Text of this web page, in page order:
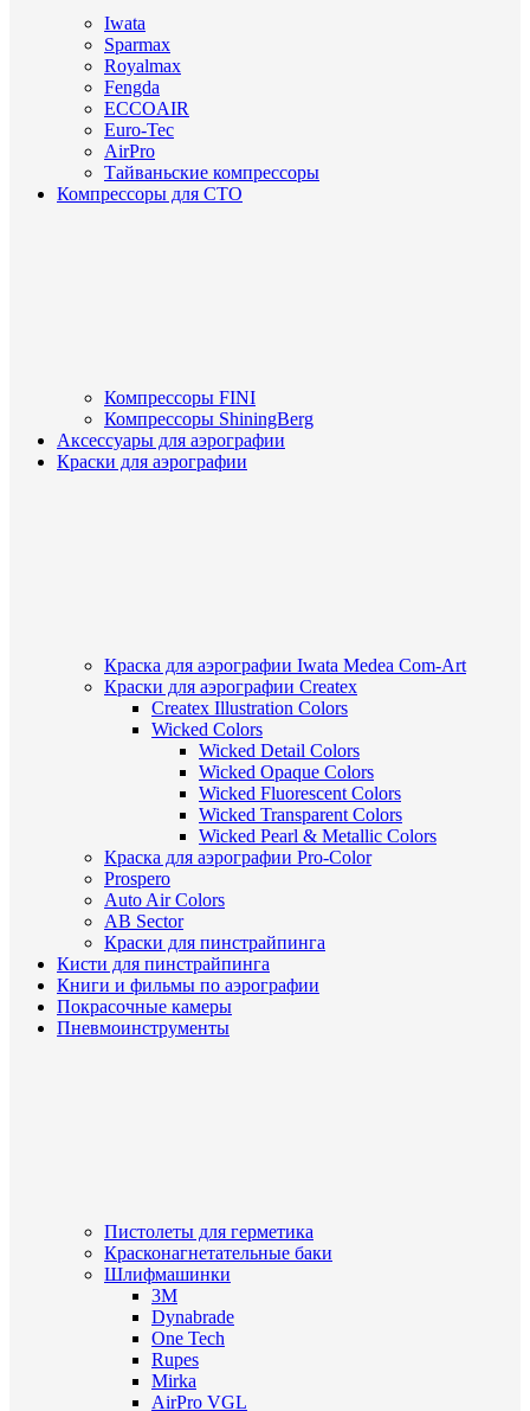
Iwata
Sparmax
Royalmax
Fengda
ECCOAIR
Euro-Tec
AirPro
Тайваньские компрессоры
Компрессоры для СТО
Компрессоры FINI
Компрессоры ShiningBerg
Аксессуары для аэрографии
Краски для аэрографии
Краска для аэрографии Iwata Medea Com-Art
Краски для аэрографии Createx
Createx Illustration Colors
Wicked Colors
Wicked Detail Colors
Wicked Opaque Colors
Wicked Fluorescent Colors
Wicked Transparent Colors
Wicked Pearl & Metallic Colors
Краска для аэрографии Pro-Color
Prospero
Auto Air Colors
AB Sector
Краски для пинстрайпинга
Кисти для пинстрайпинга
Книги и фильмы по аэрографии
Покрасочные камеры
Пневмоинструменты
Пистолеты для герметика
Красконагнетательные баки
Шлифмашинки
3M
Dynabrade
One Tech
Rupes
Mirka
AirPro VGL